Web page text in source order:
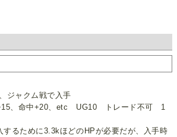
ジャクム戦で入手
、命中+20、etc UG10 トレード不可 1
るために3.3kほどのHPが必要だが、入手時